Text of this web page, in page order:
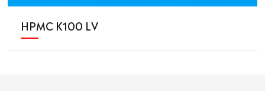
HPMC K100 LV